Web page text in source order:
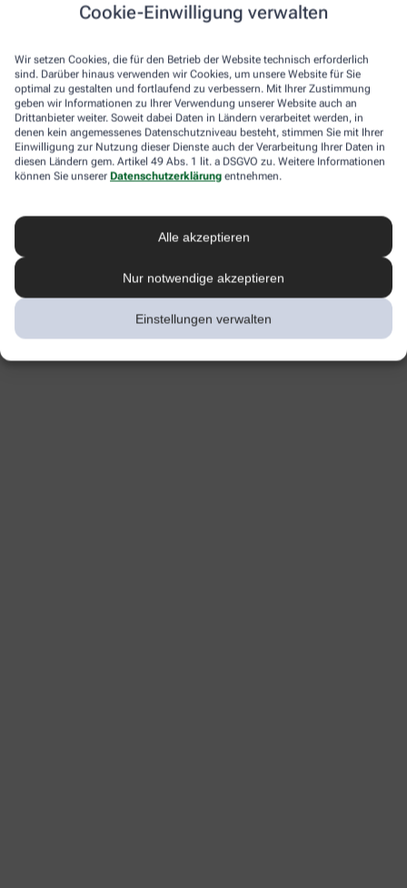
Cookie-Einwilligung verwalten
Wir setzen Cookies, die für den Betrieb der Website technisch erforderlich
sind. Darüber hinaus verwenden wir Cookies, um unsere Website für Sie
optimal zu gestalten und fortlaufend zu verbessern. Mit Ihrer Zustimmung
geben wir Informationen zu Ihrer Verwendung unserer Website auch an
Drittanbieter weiter. Soweit dabei Daten in Ländern verarbeitet werden, in
denen kein angemessenes Datenschutzniveau besteht, stimmen Sie mit Ihrer
Einwilligung zur Nutzung dieser Dienste auch der Verarbeitung Ihrer Daten in
diesen Ländern gem. Artikel 49 Abs. 1 lit. a DSGVO zu. Weitere Informationen
können Sie unserer Datenschutzerklärung entnehmen.
Alle akzeptieren
Nur notwendige akzeptieren
Einstellungen verwalten